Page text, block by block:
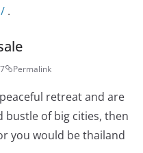
.
Permalink
retreat and are
of big cities, then
you would be thailand